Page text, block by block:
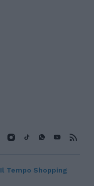
Il Tempo Shopping